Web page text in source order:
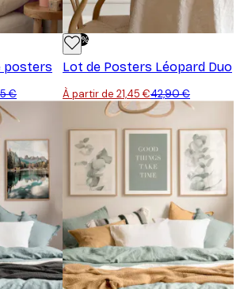
posters
€
-50%
Lot de Posters Léopard Duo
À partir de 21,45 €42,90 €